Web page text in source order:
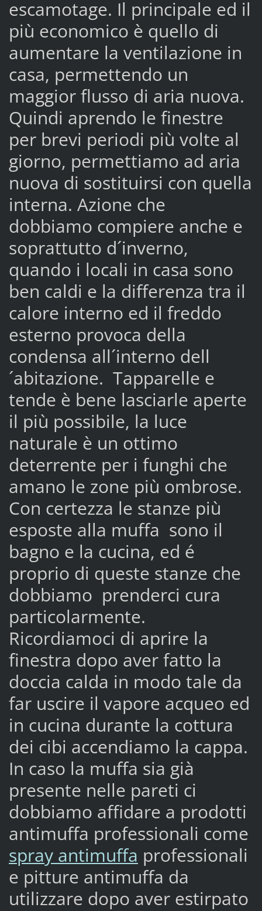
escamotage. Il principale ed il
più economico è quello di
aumentare la ventilazione in
casa, permettendo un
maggior flusso di aria nuova.
Quindi aprendo le finestre
per brevi periodi più volte al
giorno, permettiamo ad aria
nuova di sostituirsi con quella
interna. Azione che
dobbiamo compiere anche e
soprattutto d´inverno,
quando i locali in casa sono
ben caldi e la differenza tra il
calore interno ed il freddo
esterno provoca della
condensa all´interno dell
´abitazione. Tapparelle e
tende è bene lasciarle aperte
il più possibile, la luce
naturale è un ottimo
deterrente per i funghi che
amano le zone più ombrose.
Con certezza le stanze più
esposte alla muffa sono il
bagno e la cucina, ed é
proprio di queste stanze che
dobbiamo prenderci cura
particolarmente.
Ricordiamoci di aprire la
finestra dopo aver fatto la
doccia calda in modo tale da
far uscire il vapore acqueo ed
in cucina durante la cottura
dei cibi accendiamo la cappa.
In caso la muffa sia già
presente nelle pareti ci
dobbiamo affidare a prodotti
antimuffa professionali come
spray antimuffa professionali
e pitture antimuffa da
utilizzare dopo aver estirpato